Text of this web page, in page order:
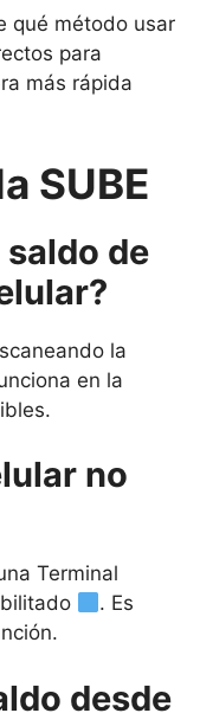
qué método usar
para
más rápida
SUBE
de
la
en la
no
Terminal
. Es
desde